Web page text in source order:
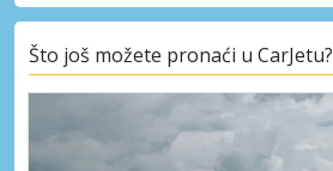
Što još možete pronaći u CarJetu?